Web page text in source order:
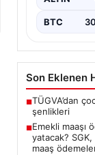
BTC
Son Eklenen
■TÜGVA’dan
şenlikleri
■Emekli maaşı
yatacak? SGK,
maaş